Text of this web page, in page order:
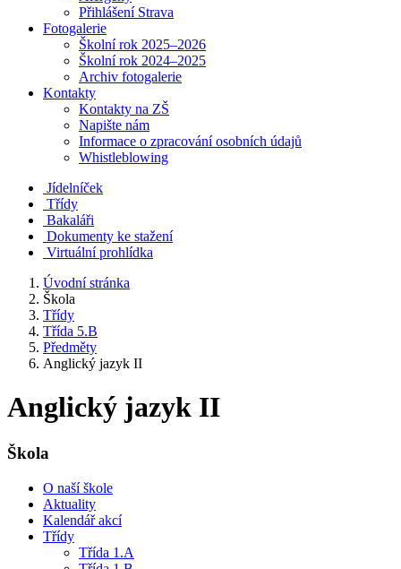
Přihlášení Strava
Fotogalerie
Školní rok 2025–2026
Školní rok 2024–2025
Archiv fotogalerie
Kontakty
Kontakty na ZŠ
Napište nám
Informace o zpracování osobních údajů
Whistleblowing
Jídelníček
Třídy
Bakaláři
Dokumenty ke stažení
Virtuální prohlídka
Úvodní stránka
Škola
Třídy
Třída 5.B
Předměty
Anglický jazyk II
Anglický jazyk II
Škola
O naší škole
Aktuality
Kalendář akcí
Třídy
Třída 1.A